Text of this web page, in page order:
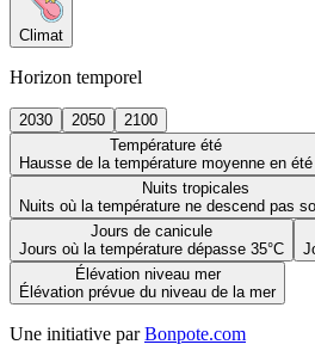
Climat
Horizon temporel
2030 2050
2100
Température été
Hausse de la température moyenne en été
Nuits tropicales
Nuits où la température ne descend pas
Jours de canicule
Jours où la température dépasse 35°C
Élévation niveau mer
Élévation prévue du niveau de la mer
Une initiative par Bonpote.com